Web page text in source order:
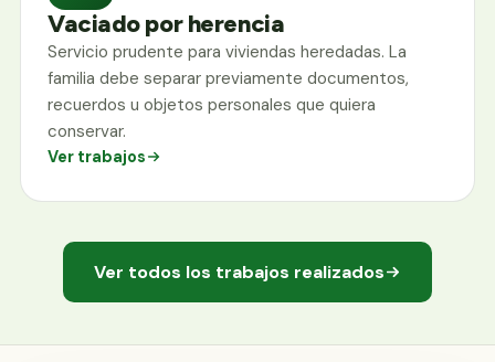
Vaciado por herencia
Servicio prudente para viviendas heredadas. La
familia debe separar previamente documentos,
recuerdos u objetos personales que quiera
conservar.
Ver trabajos
Ver todos los trabajos realizados